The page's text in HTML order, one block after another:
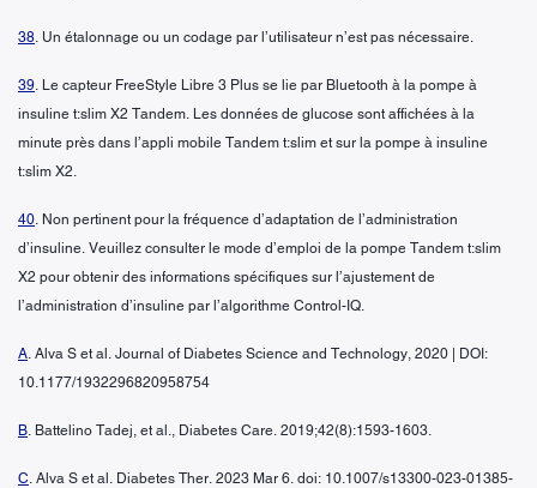
38. Un étalonnage ou un codage par l’utilisateur n’est pas nécessaire.
39. Le capteur FreeStyle Libre 3 Plus se lie par Bluetooth à la pompe à
insuline t:slim X2 Tandem. Les données de glucose sont affichées à la
minute près dans l’appli mobile Tandem t:slim et sur la pompe à insuline
t:slim X2.
40. Non pertinent pour la fréquence d’adaptation de l’administration
d’insuline. Veuillez consulter le mode d’emploi de la pompe Tandem t:slim
X2 pour obtenir des informations spécifiques sur l’ajustement de
l’administration d’insuline par l’algorithme Control-IQ.
A. Alva S et al. Journal of Diabetes Science and Technology, 2020 | DOI:
10.1177/1932296820958754
B. Battelino Tadej, et al., Diabetes Care. 2019;42(8):1593-1603.
C. Alva S et al. Diabetes Ther. 2023 Mar 6. doi: 10.1007/s13300-023-01385-